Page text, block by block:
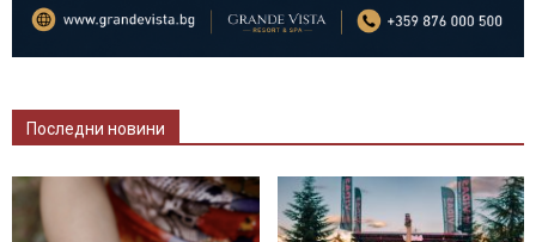
Последни новини